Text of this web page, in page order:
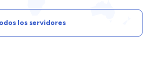
los servidores